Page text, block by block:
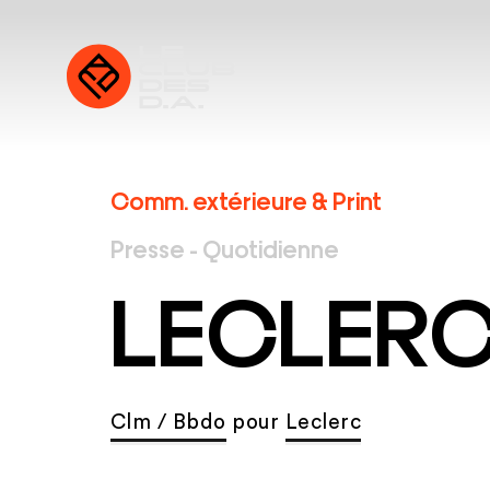
Comm. extérieure & Print
Presse - Quotidienne
Clm / Bbdo pour Leclerc